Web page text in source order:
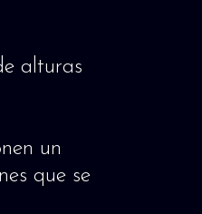
alturas
un
que se